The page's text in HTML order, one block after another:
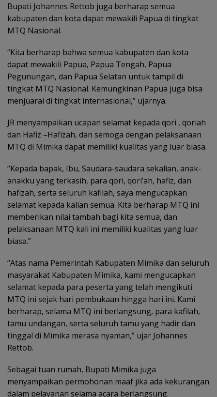
Bupati Johannes Rettob juga berharap semua
kabupaten dan kota dapat mewakili Papua di tingkat
MTQ Nasional.
“Kita berharap bahwa semua kabupaten dan kota
dapat mewakili Papua, Papua Tengah, Papua
Pegunungan, dan Papua Selatan untuk tampil di
tingkat MTQ Nasional. Kemungkinan Papua juga bisa
menjuarai di tingkat internasional,” ujarnya.
JR menyampaikan ucapan selamat kepada qori , qoriah
dan Hafiz –Hafizah, dan semoga dengan pelaksanaan
MTQ di Mimika dapat memiliki kualitas yang luar biasa.
“Kepada bapak, Ibu, Saudara-saudara sekalian, anak-
anakku yang terkasih, para qori, qori’ah, hafiz, dan
hafizah, serta seluruh kafilah, saya mengucapkan
selamat kepada kalian semua. Kita berharap MTQ ini
memberikan nilai tambah bagi kita semua, dan
pelaksanaan MTQ kali ini memiliki kualitas yang luar
biasa.”
“Atas nama Pemerintah Kabupaten Mimika dan seluruh
masyarakat Kabupaten Mimika, kami mengucapkan
selamat kepada para peserta yang telah mengikuti
MTQ ini sejak hari pembukaan hingga hari ini. Kami
berharap, selama MTQ ini berlangsung, para kafilah,
tamu undangan, serta seluruh tamu yang hadir dan
tinggal di Mimika merasa nyaman,” ujar Johannes
Rettob.
Sebagai tuan rumah, Bupati Mimika juga
menyampaikan permohonan maaf jika ada kekurangan
dalam pelayanan selama acara berlangsung.